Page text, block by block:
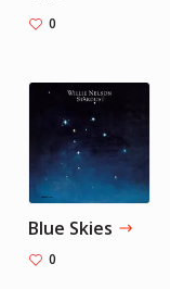
0
Blue Skies
0